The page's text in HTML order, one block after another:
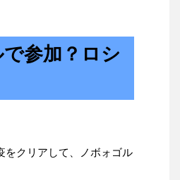
参加？ロシ
をクリアして、ノボォゴル